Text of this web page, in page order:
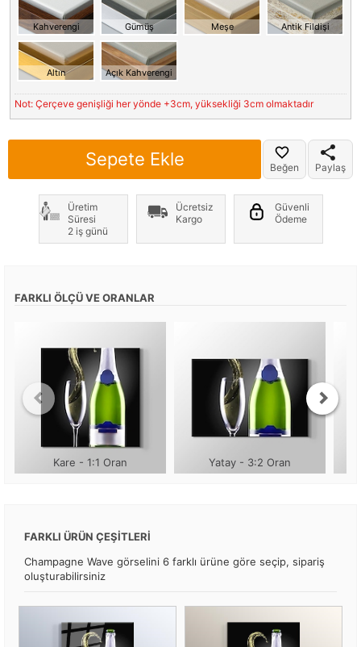
Kahverengi Gümüş Meşe Antik Fildişi
Altın Açık Kahverengi
Not: Çerçeve genişliği her yönde +3cm, yüksekliği 3cm olmaktadır
Sepete Ekle Beğen Paylaş
Üretim
Süresi
2 iş günü
Ücretsiz
Kargo
Güvenli
Ödeme
FARKLI ÖLÇÜ VE ORANLAR
Kare - 1:1 Oran Yatay - 3:2 Oran
FARKLI ÜRÜN ÇEŞİTLERİ
Champagne Wave görselini 6 farklı ürüne göre seçip, sipariş
oluşturabilirsiniz